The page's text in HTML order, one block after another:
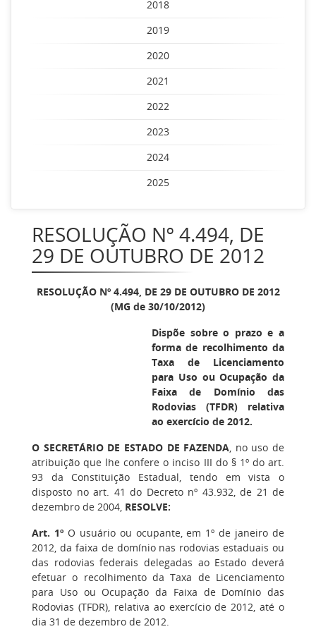
2018
2019
2020
2021
2022
2023
2024
2025
RESOLUÇÃO Nº 4.494, DE
29 DE OUTUBRO DE 2012
RESOLUÇÃO Nº 4.494, DE 29 DE OUTUBRO DE 2012
(MG de 30/10/2012)
Dispõe sobre o prazo e a
forma de recolhimento da
Taxa de Licenciamento
para Uso ou Ocupação da
Faixa de Domínio das
Rodovias (TFDR) relativa
ao exercício de 2012.
O SECRETÁRIO DE ESTADO DE FAZENDA, no uso de
atribuição que lhe confere o inciso III do § 1º do art.
93 da Constituição Estadual, tendo em vista o
disposto no art. 41 do Decreto nº 43.932, de 21 de
dezembro de 2004, RESOLVE:
Art. 1ºO usuário ou ocupante, em 1º de janeiro de
2012, da faixa de domínio nas rodovias estaduais ou
das rodovias federais delegadas ao Estado deverá
efetuar o recolhimento da Taxa de Licenciamento
para Uso ou Ocupação da Faixa de Domínio das
Rodovias (TFDR), relativa ao exercício de 2012, até o
dia 31 de dezembro de 2012.